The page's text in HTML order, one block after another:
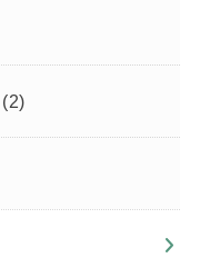
(2)